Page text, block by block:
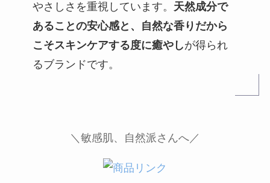
やさしさを重視しています。 天然成分で
あることの安心感と、自然な香りだから
こそスキンケアする度に癒やしが得られ
るブランドです。
＼ 敏感肌、自然派さんへ／